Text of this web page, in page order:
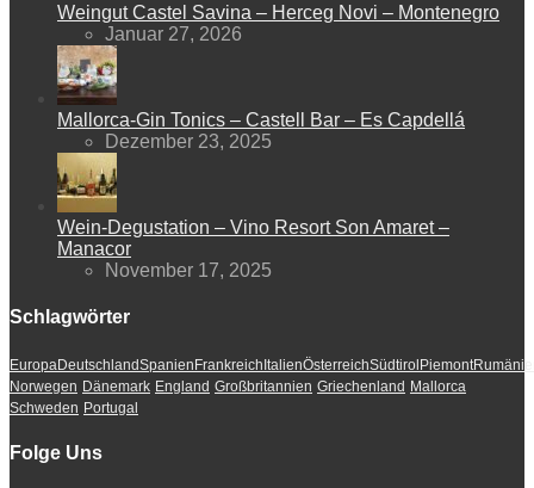
Weingut Castel Savina – Herceg Novi – Montenegro
Januar 27, 2026
Mallorca-Gin Tonics – Castell Bar – Es Capdellá
Dezember 23, 2025
Wein-Degustation – Vino Resort Son Amaret –
Manacor
November 17, 2025
Schlagwörter
EuropaDeutschlandSpanien Frankreich ItalienÖsterreichSüdtirol Piemont
Norwegen Dänemark England Großbritannien Griechenland Mallorca
Schweden Portugal
Folge Uns